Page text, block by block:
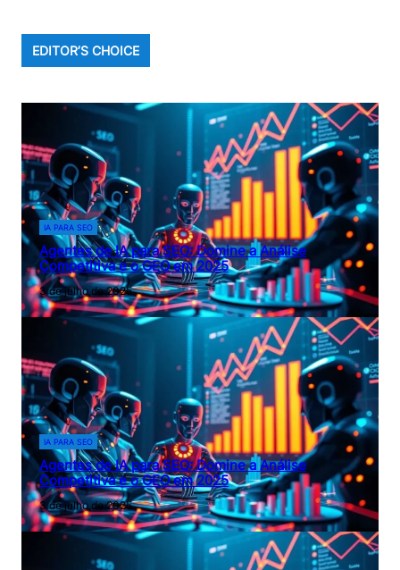
EDITOR’S CHOICE
IA PARA SEO
Agentes de IA para SEO: Domine a Análise
Competitiva e o GEO em 2025
3 de julho de 2025
IA PARA SEO
Agentes de IA para SEO: Domine a Análise
Competitiva e o GEO em 2025
3 de julho de 2025